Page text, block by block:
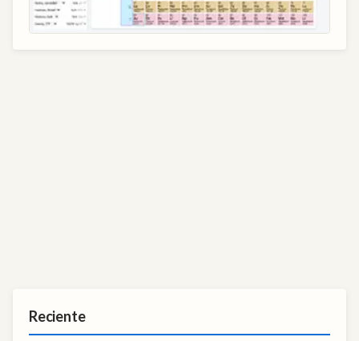
Reciente